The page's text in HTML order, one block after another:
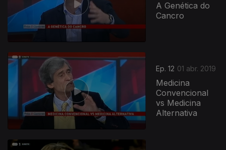
A Genética do
Cancro
Ep. 12 01 abr. 2019
Medicina
Convencional
vs Medicina
Alternativa
395836